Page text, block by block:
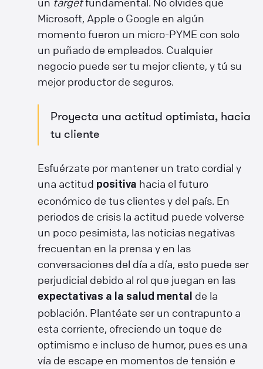
Microsoft, Apple o Google en algún
momento fueron un micro-PYME con solo
un puñado de empleados. Cualquier
negocio puede ser tu mejor cliente, y tú su
mejor productor de seguros.
Proyecta una actitud optimista, hacia
tu cliente
Esfuérzate por mantener un trato cordial y
una actitud positiva hacia el futuro
económico de tus clientes y del país. En
periodos de crisis la actitud puede volverse
un poco pesimista, las noticias negativas
frecuentan en la prensa y en las
conversaciones del día a día, esto puede ser
perjudicial debido al rol que juegan en las
expectativas a la salud mental de la
población. Plantéate ser un contrapunto a
esta corriente, ofreciendo un toque de
optimismo e incluso de humor, pues es una
vía de escape en momentos de tensión e